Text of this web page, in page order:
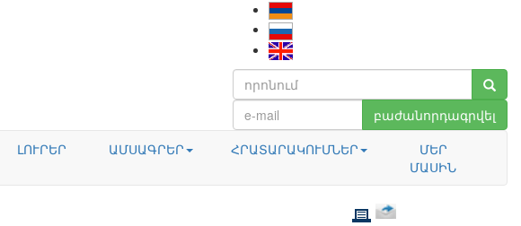
բաժանորդագրվել
ԼՈՒՐԵՐ ԱՄՍԱԳՐԵՐ ՀՐԱՏԱՐԱԿՈՒՄՆԵՐ
ՄԵՐ
ՄԱՍԻՆ